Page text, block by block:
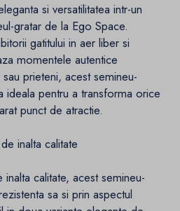
si versatilitatea intr-un
gratar de la Ego Space.
gatitului in aer liber si
momentele autentice
prieteni, acest semineu-
ideala pentru a transforma orice
punct de atractie.
inalta calitate
calitate, acest semineu-
sa si prin aspectul